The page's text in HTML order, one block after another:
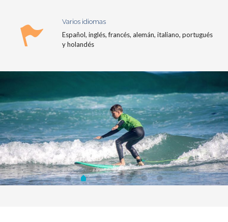
Varios idiomas
Español, inglés, francés, alemán, italiano, portugués
y holandés